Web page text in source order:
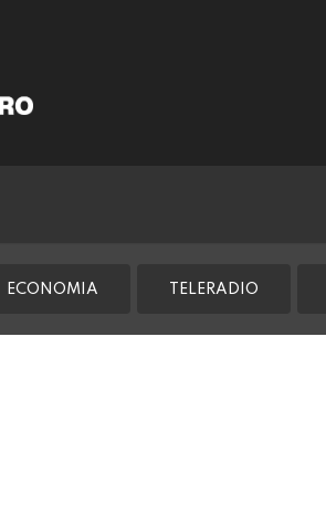
ECONOMIA TELERADIO